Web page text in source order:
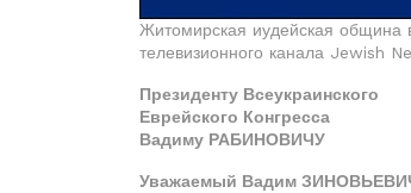
Житомирская иудейская община
телевизионного канала Jewish
Президенту Всеукраинского
Еврейского Конгресса
Вадиму РАБИНОВИЧУ
Уважаемый Вадим